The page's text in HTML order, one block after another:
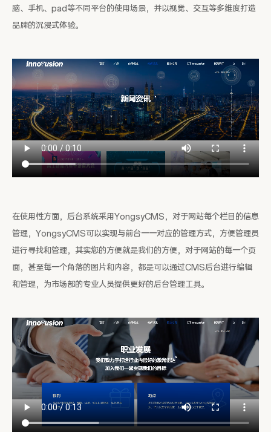
脑、手机、pad等不同平台的使用场景，并以视觉、交互等多维度打造
品牌的沉浸式体验。
在使用性方面，后台系统采用YongsyCMS，对于网站每个栏目的信息
管理，YongsyCMS可以实现与前台一一对应的管理方式，方便管理员
进行寻找和管理，其实您的方便就是我们的方便，对于网站的每一个页
面，甚至每一个角落的图片和内容，都是可以通过CMS后台进行编辑
和管理，为市场部的专业人员提供更好的后台管理工具。